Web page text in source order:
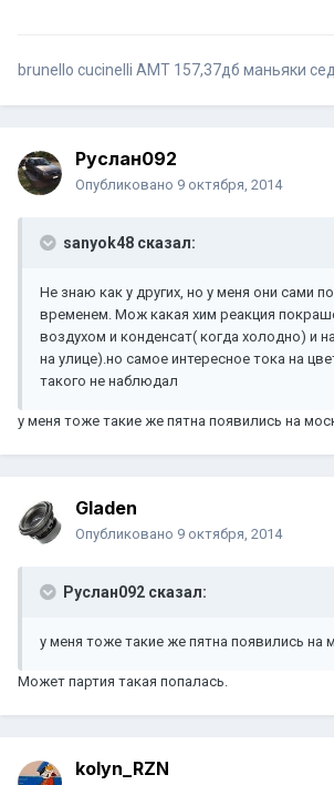
brunello cucinelli АМТ 157,37дб маньяки
Руслан092
Опубликовано 9 октября, 2014
sanyok48 сказал:
Не знаю как у других, но у меня они сами
временем. Мож какая хим реакция
воздухом и конденсат( когда холодно) и
на улице).но самое интересное тока на
такого не наблюдал
у меня тоже такие же пятна появились на
Gladen
Опубликовано 9 октября, 2014
Руслан092 сказал:
у меня тоже такие же пятна появились на
Может партия такая попалась.
kolyn_RZN